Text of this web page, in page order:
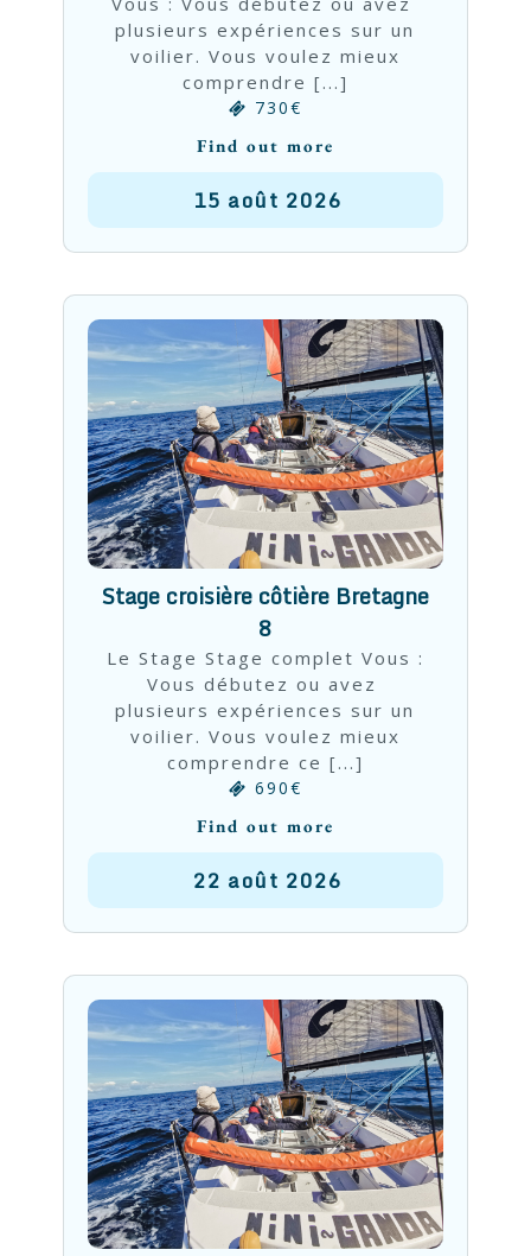
plusieurs expériences sur un
voilier. Vous voulez mieux
comprendre [...]
730€
Find out more
15 août 2026
Stage croisière côtière Bretagne
8
Le Stage Stage complet Vous :
Vous débutez ou avez
plusieurs expériences sur un
voilier. Vous voulez mieux
comprendre ce [...]
690€
Find out more
22 août 2026